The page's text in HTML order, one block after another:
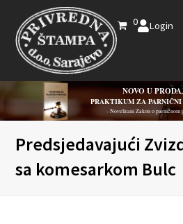
0 Login
NOVO U
PRAKTIKUM ZA PARNIČNI
- Novelirani Zakon o parničnom
Predsjedavajući
sa komesarkom Bulc